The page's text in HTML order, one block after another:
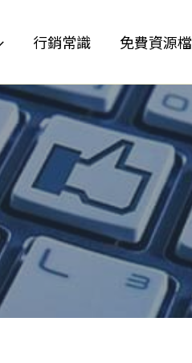
行銷常識 免費資源檔